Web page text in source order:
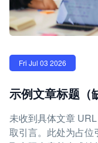
Fri Jul 03 2026
示例文章标题（
未收到具体文章
取引言。此处为占位